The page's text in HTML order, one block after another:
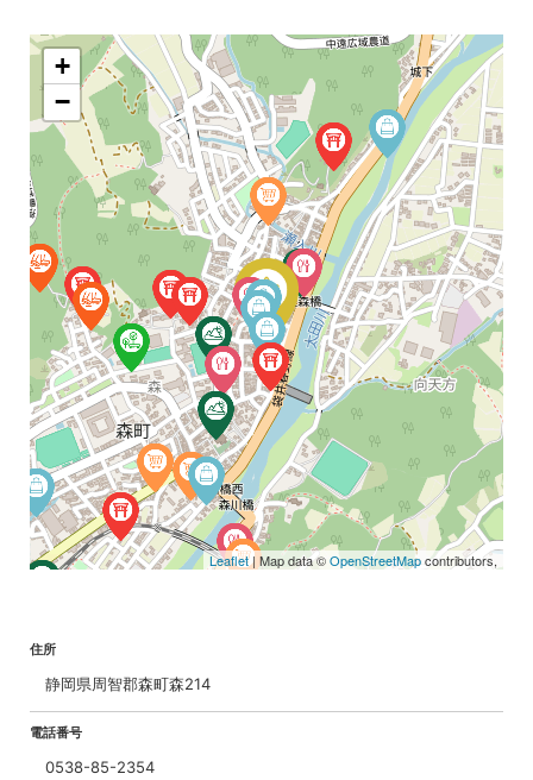
+
−
Leaflet| Map data ©OpenStreetMapcontributors,
住所
静岡県周智郡森町森214
電話番号
0538-85-2354